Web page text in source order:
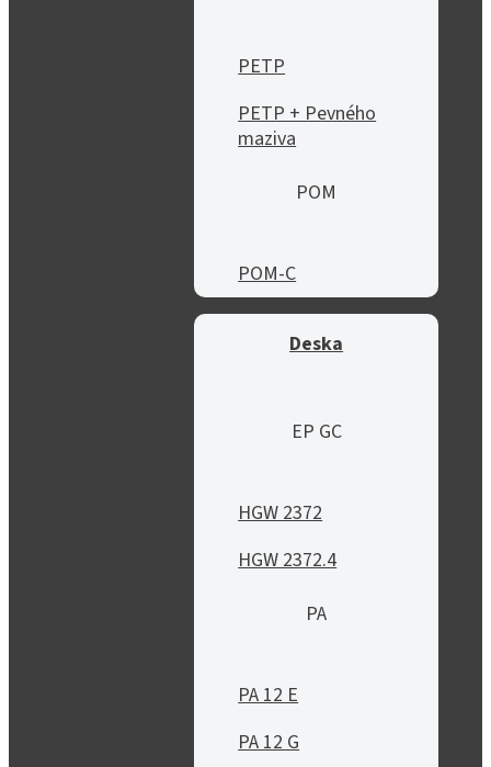
PETP
PETP + Pevného
maziva
POM
POM-C
Deska
EP GC
HGW 2372
HGW 2372.4
PA
PA 12 E
PA 12 G